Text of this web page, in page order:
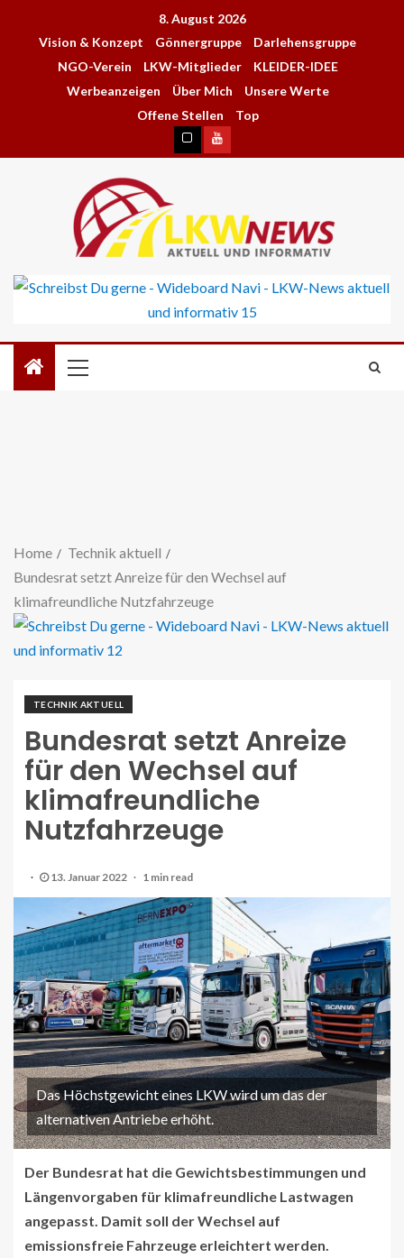
8. August 2026
Vision & Konzept
Gönnergruppe
Darlehensgruppe
NGO-Verein
LKW-Mitglieder
KLEIDER-IDEE
Werbeanzeigen
Über Mich
Unsere Werte
Offene Stellen
Top
Home
Technik aktuell
Bundesrat setzt Anreize für den Wechsel auf
klimafreundliche Nutzfahrzeuge
TECHNIK AKTUELL
Bundesrat setzt Anreize
für den Wechsel auf
klimafreundliche
Nutzfahrzeuge
13. Januar 2022 1 min read
Das Höchstgewicht eines LKW wird um das der
alternativen Antriebe erhöht.
Der Bundesrat hat die Gewichtsbestimmungen und
Längenvorgaben für klimafreundliche Lastwagen
angepasst. Damit soll der Wechsel auf
emissionsfreie Fahrzeuge erleichtert werden.